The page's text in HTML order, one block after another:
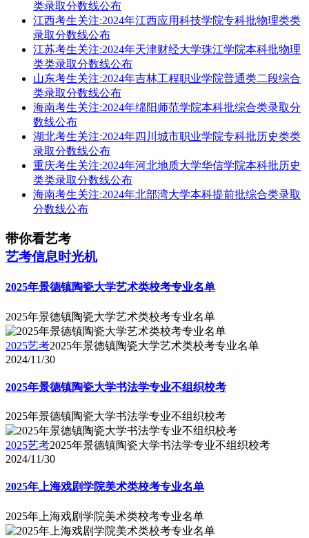
类录取分数线公布
江西考生关注:2024年江西应用科技学院专科批物理类类
录取分数线公布
江苏考生关注:2024年天津财经大学珠江学院本科批物理
类类录取分数线公布
山东考生关注:2024年吉林工程职业学院普通类二段综合
类录取分数线公布
海南考生关注:2024年绵阳师范学院本科批综合类录取分
数线公布
湖北考生关注:2024年四川城市职业学院专科批历史类类
录取分数线公布
重庆考生关注:2024年河北地质大学华信学院本科批历史
类类录取分数线公布
海南考生关注:2024年北部湾大学本科提前批综合类录取
分数线公布
带你看艺考
艺考信息时光机
2025年景德镇陶瓷大学艺术类校考专业名单
2025年景德镇陶瓷大学艺术类校考专业名单
2025艺考2025年景德镇陶瓷大学艺术类校考专业名单
2024/11/30
2025年景德镇陶瓷大学书法学专业不组织校考
2025年景德镇陶瓷大学书法学专业不组织校考
2025艺考2025年景德镇陶瓷大学书法学专业不组织校考
2024/11/30
2025年上海戏剧学院美术类校考专业名单
2025年上海戏剧学院美术类校考专业名单